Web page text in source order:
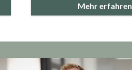
Mehr erfahren